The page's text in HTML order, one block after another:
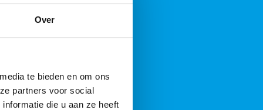
Over
te bieden en om ons
partners voor social
die u aan ze heeft